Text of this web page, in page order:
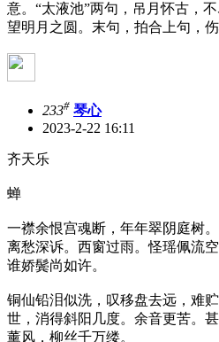
意。“太液池”两句，吊月怀古，
望明月之圆。末句，拍合上句，
233# 琴心
2023-2-22 16:11
齐天乐
蝉
一襟余恨宫魂断，年年翠阴庭树
离愁深诉。西窗过雨。怪瑶佩流
谁娇鬓尚如许。
铜仙铅泪似洗，叹移盘去远，难
世，消得斜阳几度。余音更苦。
薰风，柳丝千万缕。